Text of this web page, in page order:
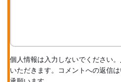
個人情報は入力しないでください
いただきます。コメントへの返信